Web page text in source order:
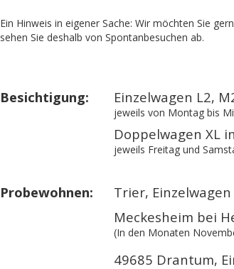
Ein Hinweis in eigener Sache: Wir möchten Sie
sehen Sie deshalb von Spontanbesuchen ab.
Besichtigung: Einzelwagen L2,
jeweils von Montag bis
Doppelwagen XL
jeweils Freitag und
Probewohnen: Trier, Einzelwagen
Meckesheim bei
(In den Monaten
49685 Drantum,